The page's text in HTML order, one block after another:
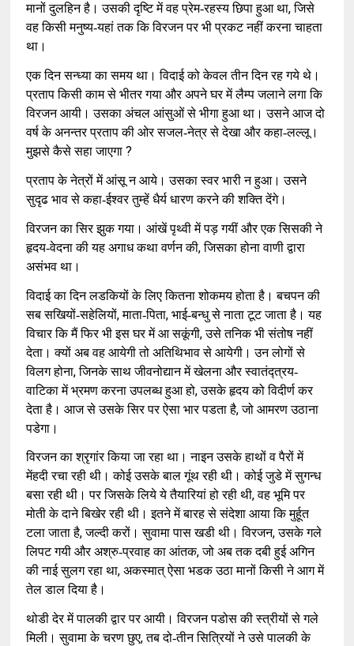
मानों दुलहिन है। उसकी दृष्टि में वह प्रेम-रहस्य छिपा हुआ था,जिसे
वह किसी मनुष्य-यहां तक कि विरजन पर भी प्रकट नहीं करना चाहता
था।
एक दिन सन्ध्या का समय था। विदाई को केवल तीन दिन रह गये थे।
प्रताप किसी काम से भीतर गया और अपने घर में लैम्प जलाने लगा कि
विरजन आयी। उसका अंचल आंसुओं से भीगा हुआ था। उसने आज दो
वर्ष के अनन्तर प्रताप की ओर सजल-नेत्र से देखा और कहा-लल्लू।
मुझसे कैसे सहा जाएगा?
प्रताप के नेत्रों में आंसू न आये। उसका स्वर भारी न हुआ। उसने
सुदृढ भाव से कहा-ईश्वर तुम्हें धैर्य धारण करने की शक्ति देंगे।
विरजन का सिर झुक गया। आंखें पृथ्वी में पड़ गयीं और एक सिसकी ने
हृदय-वेदना की यह अगाध कथा वर्णन की,जिसका होना वाणी द्वारा
असंभव था।
विदाई का दिन लडकियों के लिए कितना शोकमय होता है। बचपन की
सब सखियों-सहेलियों,माता-पिता,भाई-बन्धु से नाता टूट जाता है। यह
विचार कि मैं फिर भी इस घर में आ सकूंगी,उसे तनिक भी संतोष नहीं
देता। क्यों अब वह आयेगी तो अतिथिभाव से आयेगी। उन लोगों से
विलग होना,जिनके साथ जीवनोद्यान में खेलना और स्वातंद्त्रय-
वाटिका में भ्रमण करना उपलब्ध हुआ हो,उसके हृदय को विदीर्ण कर
देता है। आज से उसके सिर पर ऐसा भार पडता है,जो आमरण उठाना
पडेगा।
विरजन का श्रृगांर किया जा रहा था। नाइन उसके हाथों व पैरों में
मेंहदी रचा रही थी। कोई उसके बाल गूंथ रही थी। कोई जुडे में सुगन्ध
बसा रही थी। पर जिसके लिये ये तैयारियां हो रही थी,वह भूमि पर
मोती के दाने बिखेर रही थी। इतने में बारह से संदेशा आया कि मुर्हूत
टला जाता है,जल्दी करों। सुवामा पास खडी थी। विरजन,उसके गले
लिपट गयी और अश्रु-प्रवाह का आंतक,जो अब तक दबी हुई अगिन
की नाई सुलग रहा था,अकस्मात् ऐसा भडक उठा मानों किसी ने आग में
तेल डाल दिया है।
थोडी देर में पालकी द्वार पर आयी। विरजन पडोस की स्त्रीयों से गले
मिली। सुवामा के चरण छुए,तब दो-तीन सित्रियों ने उसे पालकी के